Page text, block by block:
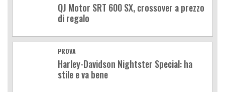
QJ Motor SRT 600 SX, crossover a prezzo
di regalo
PROVA
Harley-Davidson Nightster Special: ha
stile e va bene